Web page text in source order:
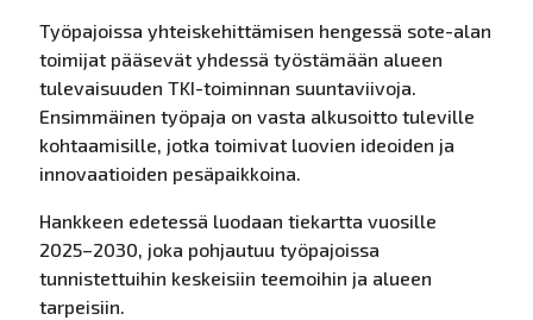
Työpajoissa yhteiskehittämisen hengessä sote-alan
toimijat pääsevät yhdessä työstämään alueen
tulevaisuuden TKI-toiminnan suuntaviivoja.
Ensimmäinen työpaja on vasta alkusoitto tuleville
kohtaamisille, jotka toimivat luovien ideoiden ja
innovaatioiden pesäpaikkoina.
Hankkeen edetessä luodaan tiekartta vuosille
2025–2030, joka pohjautuu työpajoissa
tunnistettuihin keskeisiin teemoihin ja alueen
tarpeisiin.